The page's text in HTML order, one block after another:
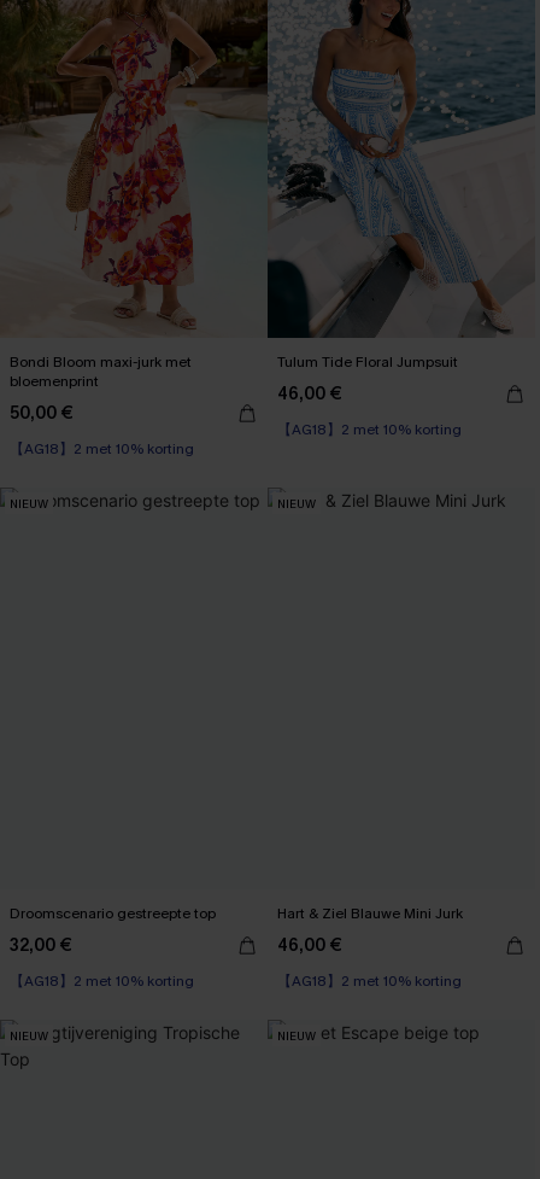
Bondi Bloom maxi-jurk met
bloemenprint
50,00 €
【AG18】2 met 10% korting
High Waist
Tulum Tide Floral Jumpsuit
46,00 €
【AG18】2 met 10% korting
NIEUW
Droomscenario gestreepte top
32,00 €
【AG18】2 met 10% korting
NIEUW
Hart & Ziel Blauwe Mini Jurk
46,00 €
【AG18】2 met 10% korting
NIEUW NIEUW